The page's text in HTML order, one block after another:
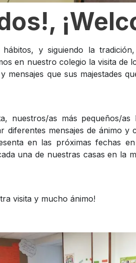
y siguiendo la
en nuestro colegio la visita de
mensajes que sus majestades
nuestros/as más pequeños/
diferentes mensajes de ánimo
en las próximas fechas
una de nuestras casas en la
visita y mucho ánimo!